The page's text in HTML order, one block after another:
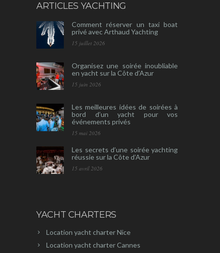
ARTICLES YACHTING
Comment réserver un taxi boat
privé avec Arthaud Yachting
15 juillet 2026
Organisez une soirée inoubliable
en yacht sur la Côte d’Azur
15 juin 2026
Les meilleures idées de soirées à
bord d’un yacht pour vos
événements privés
15 mai 2026
Les secrets d’une soirée yachting
réussie sur la Côte d’Azur
15 avril 2026
YACHT CHARTERS
Location yacht charter Nice
Location yacht charter Cannes